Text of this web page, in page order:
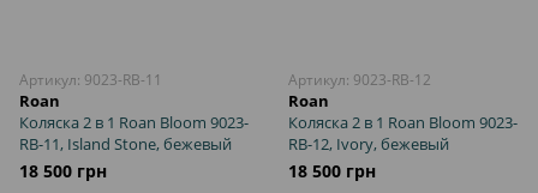
Артикул: 9023-RB-11
Roan
Коляска 2 в 1 Roan Bloom 9023-
RB-11, Island Stone, бежевый
18 500 грн
Артикул: 9023-RB-12
Roan
Коляска 2 в 1 Roan Bloom 9023-
RB-12, Ivory, бежевый
18 500 грн